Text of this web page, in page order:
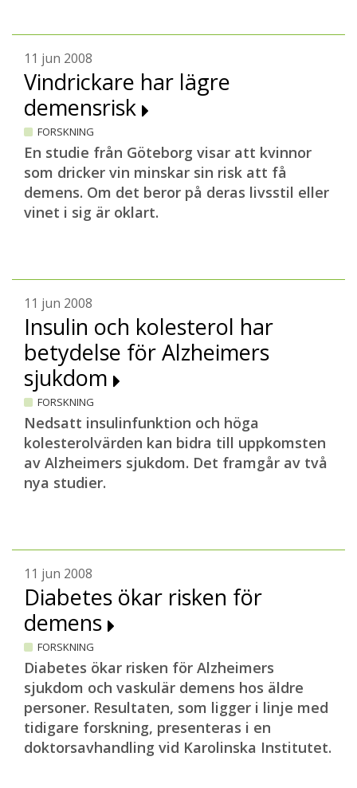
11 jun 2008
Vindrickare har lägre
demensrisk
FORSKNING
En studie från Göteborg visar att kvinnor
som dricker vin minskar sin risk att få
demens. Om det beror på deras livsstil eller
vinet i sig är oklart.
11 jun 2008
Insulin och kolesterol har
betydelse för Alzheimers
sjukdom
FORSKNING
Nedsatt insulinfunktion och höga
kolesterolvärden kan bidra till uppkomsten
av Alzheimers sjukdom. Det framgår av två
nya studier.
11 jun 2008
Diabetes ökar risken för
demens
FORSKNING
Diabetes ökar risken för Alzheimers
sjukdom och vaskulär demens hos äldre
personer. Resultaten, som ligger i linje med
tidigare forskning, presenteras i en
doktorsavhandling vid Karolinska Institutet.